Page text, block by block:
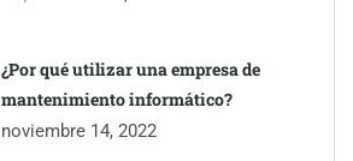
¿Por qué utilizar una empresa de
mantenimiento informático?
noviembre 14, 2022